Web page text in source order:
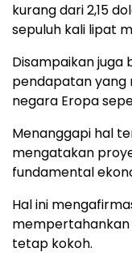
kurang dari 2,15
sepuluh kali lipat
Disampaikan
pendapatan yang
negara Eropa
Menanggapi hal
mengatakan
fundamental
Hal ini
tetap kokoh.